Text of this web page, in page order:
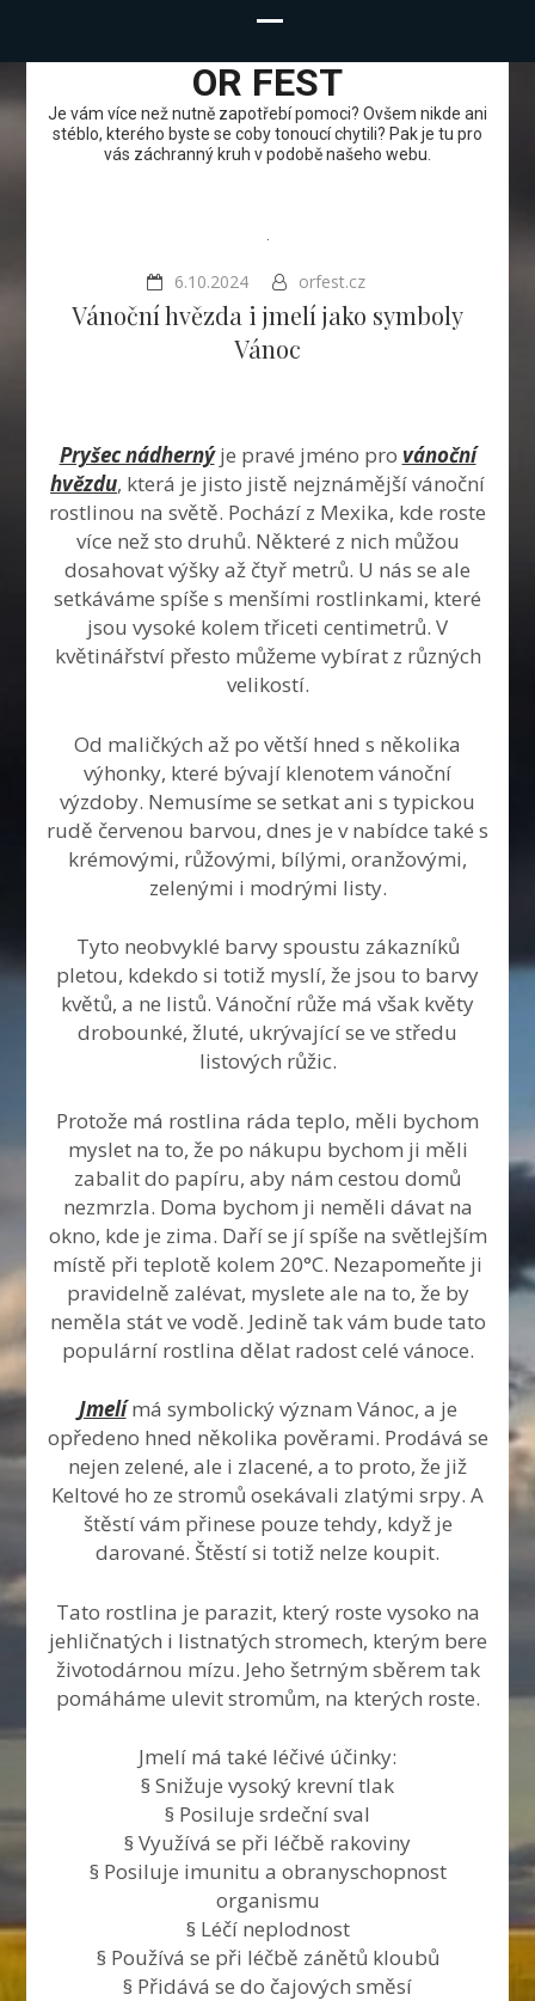
OR FEST
Je vám více než nutně zapotřebí pomoci? Ovšem nikde ani
stéblo, kterého byste se coby tonoucí chytili? Pak je tu pro
vás záchranný kruh v podobě našeho webu.
6.10.2024 orfest.cz
Vánoční hvězda i jmelí jako symboly
Vánoc
Pryšec nádhernýje pravé jméno pro vánoční
hvězdu, která je jisto jistě nejznámější vánoční
rostlinou na světě. Pochází z Mexika, kde roste
více než sto druhů. Některé z nich můžou
dosahovat výšky až čtyř metrů. U nás se ale
setkáváme spíše s menšími rostlinkami, které
jsou vysoké kolem třiceti centimetrů. V
květinářství přesto můžeme vybírat z různých
velikostí.
Od maličkých až po větší hned s několika
výhonky, které bývají klenotem vánoční
výzdoby. Nemusíme se setkat ani s typickou
rudě červenou barvou, dnes je v nabídce také s
krémovými, růžovými, bílými, oranžovými,
zelenými i modrými listy.
Tyto neobvyklé barvy spoustu zákazníků
pletou, kdekdo si totiž myslí, že jsou to barvy
květů, a ne listů. Vánoční růže má však květy
drobounké, žluté, ukrývající se ve středu
listových růžic.
Protože má rostlina ráda teplo, měli bychom
myslet na to, že po nákupu bychom ji měli
zabalit do papíru, aby nám cestou domů
nezmrzla. Doma bychom ji neměli dávat na
okno, kde je zima. Daří se jí spíše na světlejším
místě při teplotě kolem 20°C. Nezapomeňte ji
pravidelně zalévat, myslete ale na to, že by
neměla stát ve vodě. Jedině tak vám bude tato
populární rostlina dělat radost celé vánoce.
Jmelímá symbolický význam Vánoc, a je
opředeno hned několika pověrami. Prodává se
nejen zelené, ale i zlacené, a to proto, že již
Keltové ho ze stromů osekávali zlatými srpy. A
štěstí vám přinese pouze tehdy, když je
darované. Štěstí si totiž nelze koupit.
Tato rostlina je parazit, který roste vysoko na
jehličnatých i listnatých stromech, kterým bere
životodárnou mízu. Jeho šetrným sběrem tak
pomáháme ulevit stromům, na kterých roste.
Jmelí má také léčivé účinky:
§ Snižuje vysoký krevní tlak
§ Posiluje srdeční sval
§ Využívá se při léčbě rakoviny
§ Posiluje imunitu a obranyschopnost
organismu
§ Léčí neplodnost
§ Používá se při léčbě zánětů kloubů
§ Přidává se do čajových směsí